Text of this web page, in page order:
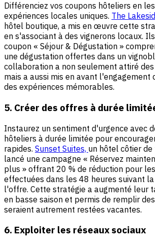
Différenciez vos coupons hôteliers en
expériences locales uniques. The
hôtel boutique, a mis en œuvre cette
en s'associant à des vignerons locaux.
coupon « Séjour & Dégustation »
une dégustation offertes dans un
collaboration a non seulement attiré des
mais a aussi mis en avant
des expériences mémorables.
5. Créer des offres à durée
Instaurez un sentiment d'urgence avec
hôteliers à durée limitée pour
rapides. Sunset Suites, un hôtel côtier
lancé une campagne « Réservez
plus » offrant 20 % de réduction pour
effectuées dans les 48 heures suivant
l'offre. Cette stratégie a augmenté leur
en basse saison et permis de remplir
seraient autrement restées vacantes.
6. Exploiter les réseaux sociaux